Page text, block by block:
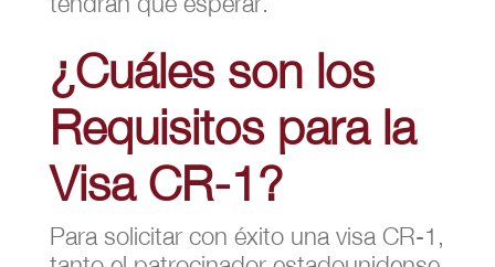
¿Cuáles son los
Requisitos para la
Visa CR-1?
Para solicitar con éxito una visa CR-1,